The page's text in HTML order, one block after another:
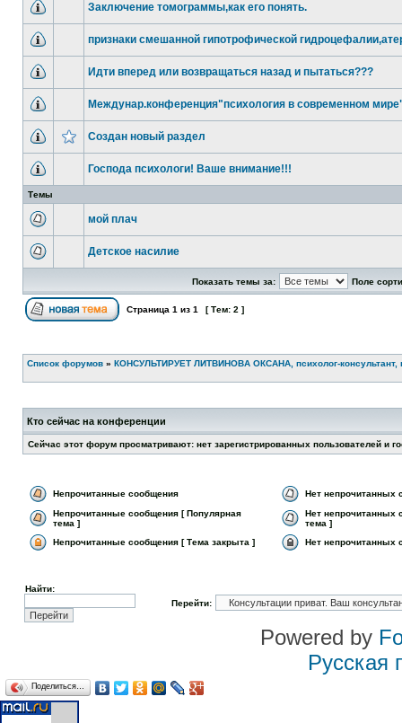
Заключение томограммы,как его понять.
признаки смешанной гипотрофической
Идти вперед или возвращаться назад и пытаться???
Междунар.конференция"психология в современном
Создан новый раздел
Господа психологи! Ваше внимание!!!
Темы
мой плач
Детское насилие
Показать темы за: Поле
Страница 1 из 1 [ Тем: 2 ]
Список форумов » КОНСУЛЬТИРУЕТ ЛИТВИНОВА ОКСАНА, психолог-консультант,
Кто сейчас на конференции
Сейчас этот форум просматривают: нет зарегистрированных пользователей и
Непрочитанные сообщения
Нет непрочитанных
Непрочитанные сообщения [ Популярная
тема ]
Нет непрочитанных
тема ]
Непрочитанные сообщения [ Тема закрыта ]
Нет непрочитанных
Найти:
Перейти:
Powered by
Русская
Поделиться…